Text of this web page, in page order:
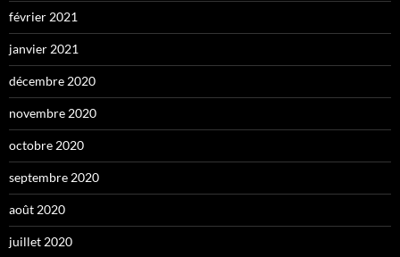
février 2021
janvier 2021
décembre 2020
novembre 2020
octobre 2020
septembre 2020
août 2020
juillet 2020